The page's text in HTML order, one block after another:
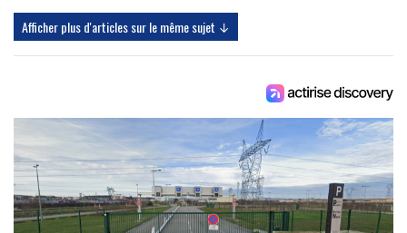
Afficher plus d'articles sur le même sujet ↓